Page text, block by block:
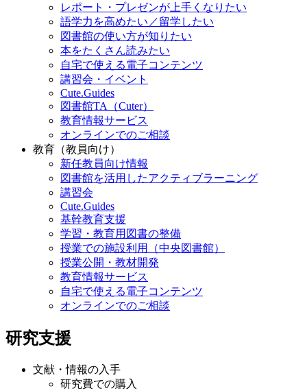
レポート・プレゼンが上手くなりたい
語学力を高めたい／留学したい
図書館の使い方が知りたい
本をたくさん読みたい
自宅で使える電子コンテンツ
講習会・イベント
Cute.Guides
図書館TA（Cuter）
教育情報サービス
オンラインでのご相談
教育（教員向け）
新任教員向け情報
図書館を活用したアクティブラーニング
講習会
Cute.Guides
基幹教育支援
学習・教育用図書の整備
授業での施設利用（中央図書館）
授業公開・教材開発
教育情報サービス
自宅で使える電子コンテンツ
オンラインでのご相談
研究支援
文献・情報の入手
研究費での購入